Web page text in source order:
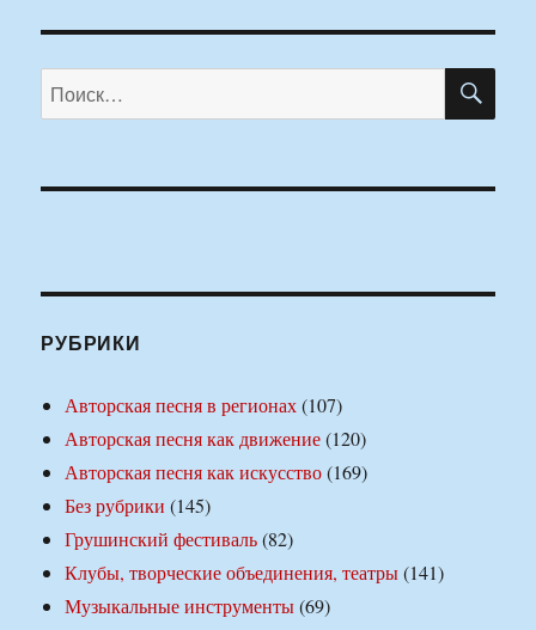
Искать:
РУБРИКИ
Авторская песня в регионах(107)
Авторская песня как движение(120)
Авторская песня как искусство(169)
Без рубрики (145)
Грушинский фестиваль(82)
Клубы, творческие объединения, театры(141)
Музыкальные инструменты(69)